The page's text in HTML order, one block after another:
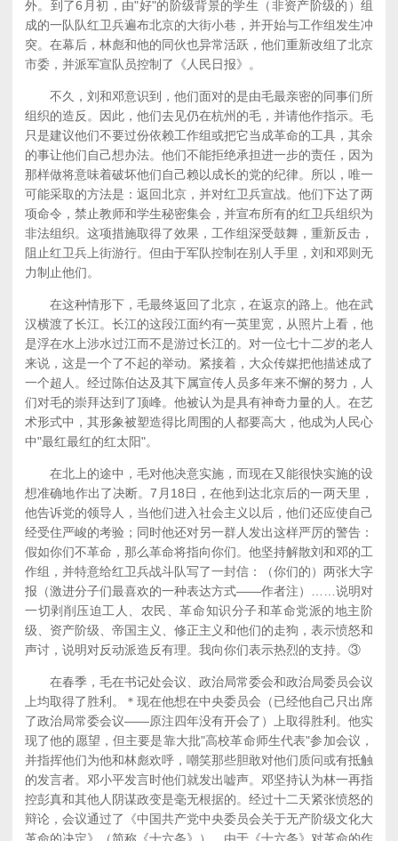
外。到了6月初，由"好"的阶级背景的学生（非资产阶级的）组
成的一队队红卫兵遍布北京的大街小巷，并开始与工作组发生冲
突。在幕后，林彪和他的同伙也异常活跃，他们重新改组了北京
市委，并派军宣队员控制了《人民日报》。
不久，刘和邓意识到，他们面对的是由毛最亲密的同事们所
组织的造反。因此，他们去见仍在杭州的毛，并请他作指示。毛
只是建议他们不要过份依赖工作组或把它当成革命的工具，其余
的事让他们自己想办法。他们不能拒绝承担进一步的责任，因为
那样做将意味着破坏他们自己赖以成长的党的纪律。所以，唯一
可能采取的方法是：返回北京，并对红卫兵宣战。他们下达了两
项命令，禁止教师和学生秘密集会，并宣布所有的红卫兵组织为
非法组织。这项措施取得了效果，工作组深受鼓舞，重新反击，
阻止红卫兵上街游行。但由于军队控制在别人手里，刘和邓则无
力制止他们。
在这种情形下，毛最终返回了北京，在返京的路上。他在武
汉横渡了长江。长江的这段江面约有一英里宽，从照片上看，他
是浮在水上涉水过江而不是游过长江的。对一位七十二岁的老人
来说，这是一个了不起的举动。紧接着，大众传媒把他描述成了
一个超人。经过陈伯达及其下属宣传人员多年来不懈的努力，人
们对毛的崇拜达到了顶峰。他被认为是具有神奇力量的人。在艺
术形式中，其形象被塑造得比周围的人都要高大，他成为人民心
中"最红最红的红太阳"。
在北上的途中，毛对他决意实施，而现在又能很快实施的设
想准确地作出了决断。7月18日，在他到达北京后的一两天里，
他告诉党的领导人，当他们进入社会主义以后，他们还应使自己
经受住严峻的考验；同时他还对另一群人发出这样严厉的警告：
假如你们不革命，那么革命将指向你们。他坚持解散刘和邓的工
作组，并特意给红卫兵战斗队写了一封信：（你们的）两张大字
报（激进分子们最喜欢的一种表达方式——作者注）……说明对
一切剥削压迫工人、农民、革命知识分子和革命党派的地主阶
级、资产阶级、帝国主义、修正主义和他们的走狗，表示愤怒和
声讨，说明对反动派造反有理。我向你们表示热烈的支持。③
在春季，毛在书记处会议、政治局常委会和政治局委员会议
上均取得了胜利。＊现在他想在中央委员会（已经他自己只出席
了政治局常委会议——原注四年没有开会了）上取得胜利。他实
现了他的愿望，但主要是靠大批"高校革命师生代表"参加会议，
并指挥他们为他和林彪欢呼，嘲笑那些胆敢对他们质问或有抵触
的发言者。邓小平发言时他们就发出嘘声。邓坚持认为林一再指
控彭真和其他人阴谋政变是毫无根据的。经过十二天紧张愤怒的
辩论，会议通过了《中国共产党中央委员会关于无产阶级文化大